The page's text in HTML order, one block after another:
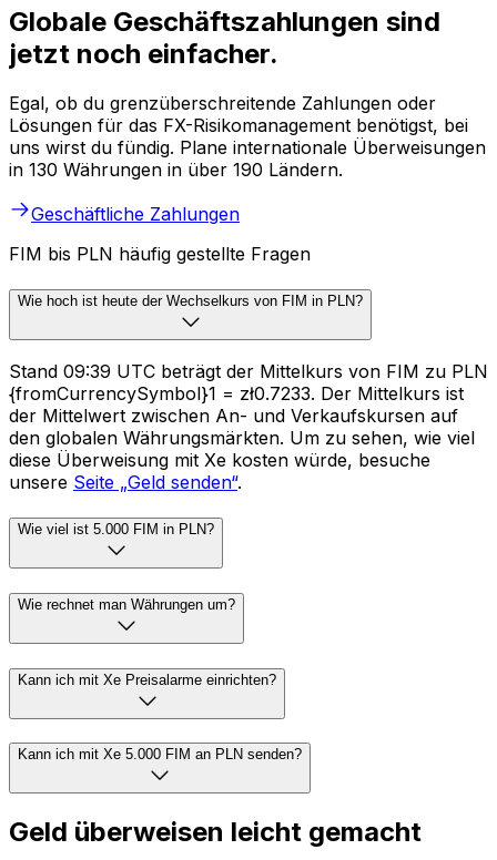
Globale Geschäftszahlungen sind
jetzt noch einfacher.
Egal, ob du grenzüberschreitende Zahlungen oder
Lösungen für das FX-Risikomanagement benötigst, bei
uns wirst du fündig. Plane internationale Überweisungen
in 130 Währungen in über 190 Ländern.
Geschäftliche Zahlungen
FIM bis PLN häufig gestellte Fragen
Wie hoch ist heute der Wechselkurs von FIM in PLN?
Stand 09:39 UTC beträgt der Mittelkurs von FIM zu PLN
{fromCurrencySymbol}1 = zł0.7233. Der Mittelkurs ist
der Mittelwert zwischen An- und Verkaufskursen auf
den globalen Währungsmärkten. Um zu sehen, wie viel
diese Überweisung mit Xe kosten würde, besuche
unsere Seite „Geld senden“.
Wie viel ist 5.000 FIM in PLN?
Wie rechnet man Währungen um?
Kann ich mit Xe Preisalarme einrichten?
Kann ich mit Xe 5.000 FIM an PLN senden?
Geld überweisen leicht gemacht